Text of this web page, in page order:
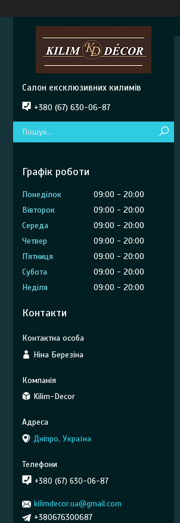
Салон ексклюзивних килимів
+380 (67) 630-06-87
Графік роботи
Понеділок 09:00
20:00
Вівторок
09:00
20:00
Середа
09:00
20:00
Четвер
09:00
20:00
Пʼятниця
09:00
20:00
Субота
09:00
20:00
Неділя
09:00 20:00
Контакти
Ніна Березіна
Kilim-Decor
Дніпро, Україна
+380 (67) 630-06-87
kilimdecor.ua@gmail.com
+380676300687